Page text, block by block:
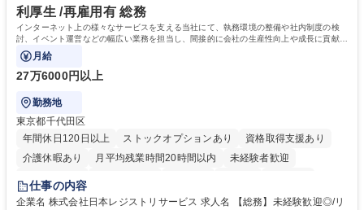
利厚生 /再雇用有 総務
インターネット上の様々なサービスを支える当社にて、執務環境の整備や社内制度の検
討、イベント運営などの幅広い業務を担当し、間接的に会社の生産性向上や成長に貢献し
ている部署です。
月給
27万6000円以上
勤務地
東京都千代田区
年間休日120日以上
ストックオプションあり
資格取得支援あり
介護休暇あり
月平均残業時間20時間以内
未経験者歓迎
住宅手当あり
完全週休2日制
交通費支給 駅近5分以内 土日祝休み 服装自由
仕事の内容
企業名 株式会社日本レジストリサービス 求人名 【総務】未経験歓迎◎/リ